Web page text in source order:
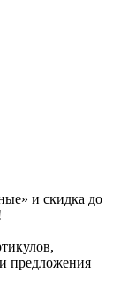
и скидка до
предложения